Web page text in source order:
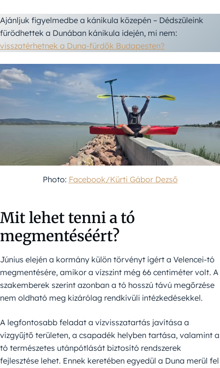
Ajánljuk figyelmedbe a kánikula közepén – Dédszüleink
fürödhettek a Dunában kánikula idején, mi nem:
visszatérhetnek a Duna-fürdők Budapesten?
Photo: Facebook/Kürti Gábor Dezső
Mit lehet tenni a tó
megmentéséért?
Június elején a kormány külön törvényt ígért a Velencei-tó
megmentésére, amikor a vízszint még 66 centiméter volt. A
szakemberek szerint azonban a tó hosszú távú megőrzése
nem oldható meg kizárólag rendkívüli intézkedésekkel.
A legfontosabb feladat a vízvisszatartás javítása a
vízgyűjtő területen, a csapadék helyben tartása, valamint a
tó természetes utánpótlását biztosító rendszerek
fejlesztése lehet. Ennek keretében egyedül a Duna merül fel